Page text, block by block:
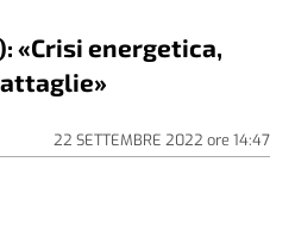
«Crisi energetica,
22 SETTEMBRE 2022 ore 14:47